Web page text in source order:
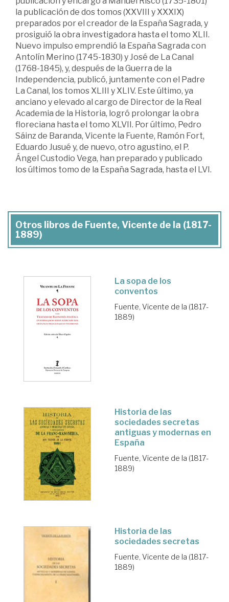
la publicación de dos tomos (XXVIII y XXXIX)
preparados por el creador de la España Sagrada, y
prosiguió la obra investigadora hasta el tomo XLII.
Nuevo impulso emprendió la España Sagrada con
Antolín Merino (1745-1830) y José de La Canal
(1768-1845), y, después de la Guerra de la
Independencia, publicó, juntamente con el Padre
La Canal, los tomos XLIII y XLIV. Este último, ya
anciano y elevado al cargo de Director de la Real
Academia de la Historia, logró prolongar la obra
floreciana hasta el tomo XLVII. Por último, Pedro
Sáinz de Baranda, Vicente la Fuente, Ramón Fort,
Eduardo Jusué y, de nuevo, otro agustino, el P.
Ángel Custodio Vega, han preparado y publicado
los últimos tomo de la España Sagrada, hasta el LVI.
Otros libros de Fuente, Vicente de la (1817-
1889)
La sopa de los
conventos
Fuente, Vicente de la (1817-
1889)
Historia de las
sociedades secretas
antiguas y modernas en
España
Fuente, Vicente de la (1817-
1889)
Historia de las
sociedades secretas
Fuente, Vicente de la (1817-
1889)